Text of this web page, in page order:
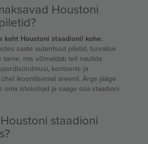
Houstoni
koht Houstoni staadionil kohe.
saate autentsed piletid, turvalise
tarne, mis võimaldab teil nautida
kontserte ja
ikoonilisemal areenil. Ärge jääge
oma istekohad ja saage osa staadioni
staadioni